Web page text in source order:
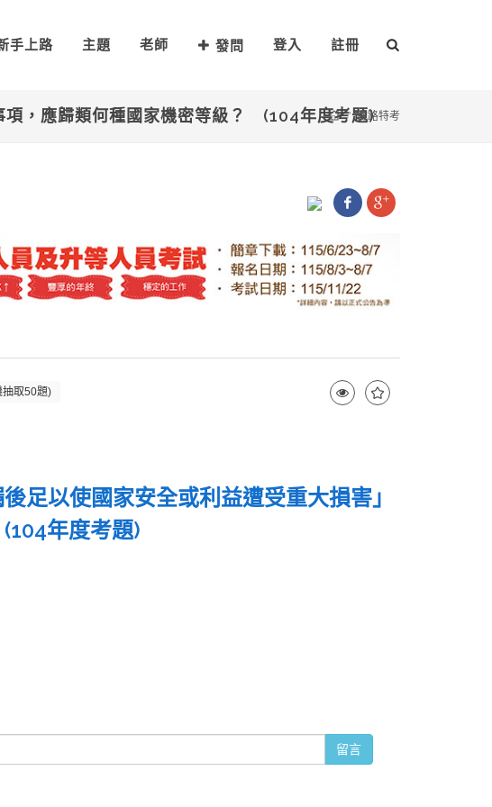
手上路 主題 老師 發問 登入 註冊
項，應歸類何種國家機密等級？ (104年度考題)
鐵路特考
取50題)
足以使國家安全或利益遭受重大損害」
年度考題)
留言